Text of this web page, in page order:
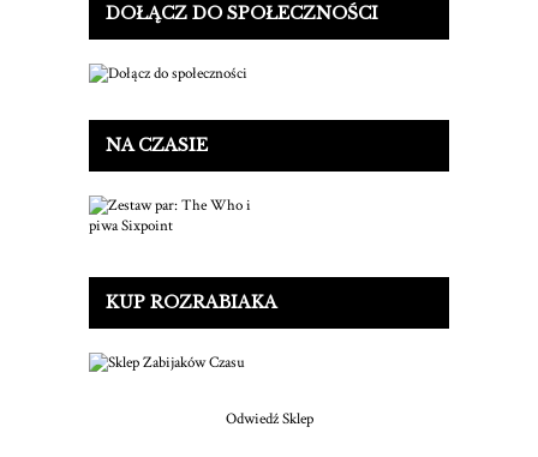
DOŁĄCZ DO SPOŁECZNOŚCI
NA CZASIE
KUP ROZRABIAKA
Odwiedź Sklep